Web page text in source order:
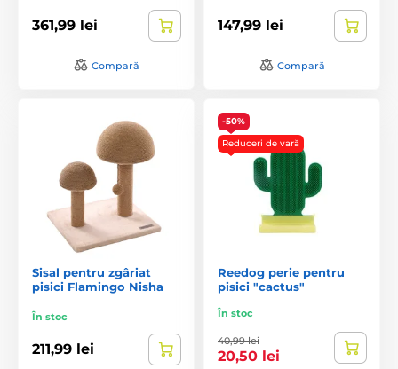
361,99 lei
Compară
147,99 lei
Compară
Sisal pentru zgâriat
pisici Flamingo Nisha
În stoc
211,99 lei
-50%
Reduceri de vară
Reedog perie pentru
pisici "cactus"
În stoc
40,99 lei
20,50 lei